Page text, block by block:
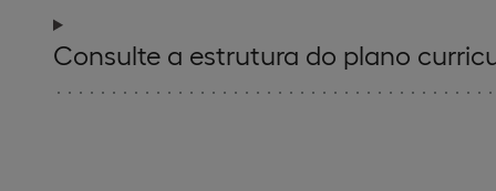
Consulte a estrutura do plano